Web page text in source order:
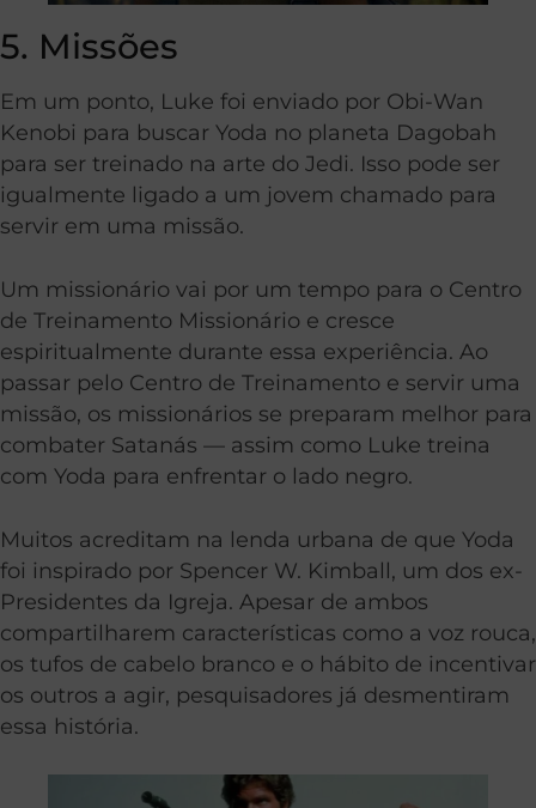
5. Missões
Em um ponto, Luke foi enviado por Obi-Wan
Kenobi para buscar Yoda no planeta Dagobah
para ser treinado na arte do Jedi. Isso pode ser
igualmente ligado a um jovem chamado para
servir em uma missão.
Um missionário vai por um tempo para o Centro
de Treinamento Missionário e cresce
espiritualmente durante essa experiência. Ao
passar pelo Centro de Treinamento e servir uma
missão, os missionários se preparam melhor para
combater Satanás — assim como Luke treina
com Yoda para enfrentar o lado negro.
Muitos acreditam na lenda urbana de que Yoda
foi inspirado por Spencer W. Kimball, um dos ex-
Presidentes da Igreja. Apesar de ambos
compartilharem características como a voz rouca,
os tufos de cabelo branco e o hábito de incentivar
os outros a agir, pesquisadores já desmentiram
essa história.